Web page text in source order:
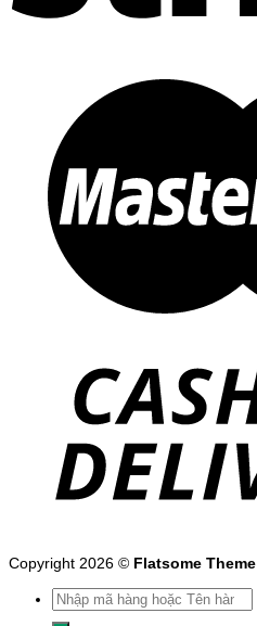
Copyright 2026 © Flatsome Theme
Tìm
kiếm: